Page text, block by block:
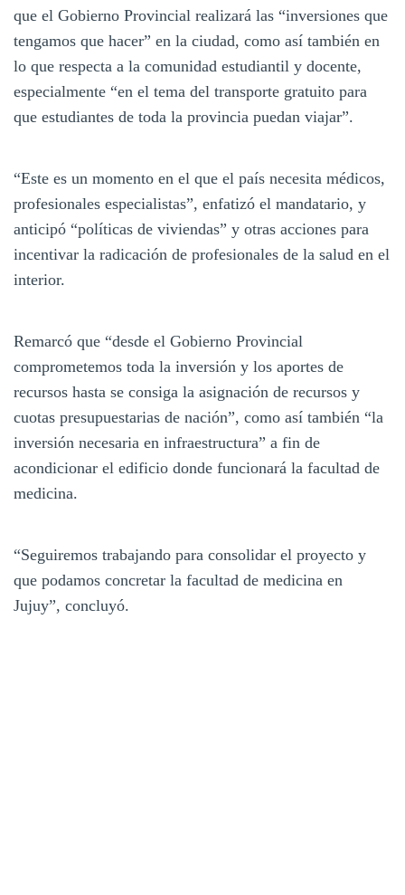
que el Gobierno Provincial realizará las “inversiones que
tengamos que hacer” en la ciudad, como así también en
lo que respecta a la comunidad estudiantil y docente,
especialmente “en el tema del transporte gratuito para
que estudiantes de toda la provincia puedan viajar”.
“Este es un momento en el que el país necesita médicos,
profesionales especialistas”, enfatizó el mandatario, y
anticipó “políticas de viviendas” y otras acciones para
incentivar la radicación de profesionales de la salud en el
interior.
Remarcó que “desde el Gobierno Provincial
comprometemos toda la inversión y los aportes de
recursos hasta se consiga la asignación de recursos y
cuotas presupuestarias de nación”, como así también “la
inversión necesaria en infraestructura” a fin de
acondicionar el edificio donde funcionará la facultad de
medicina.
“Seguiremos trabajando para consolidar el proyecto y
que podamos concretar la facultad de medicina en
Jujuy”, concluyó.